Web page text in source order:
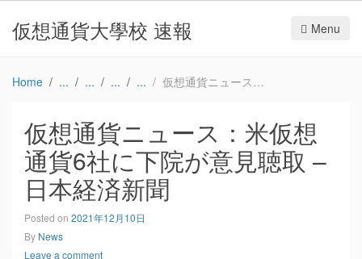
仮想通貨大學校 速報 Menu
Home 仮想通貨ニュース：米仮想通貨6社に下院が意見聴取 – 日本経済新聞
仮想通貨ニュース：米仮想
通貨6社に下院が意見聴取 –
日本経済新聞
Posted on 2021年12月10日
By News
Leave a comment